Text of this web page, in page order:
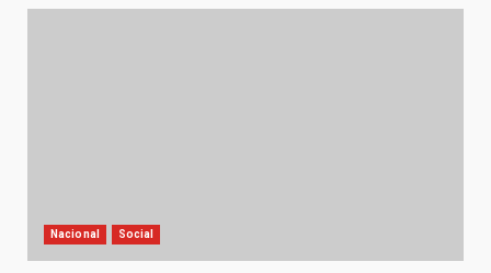
Nacional Social